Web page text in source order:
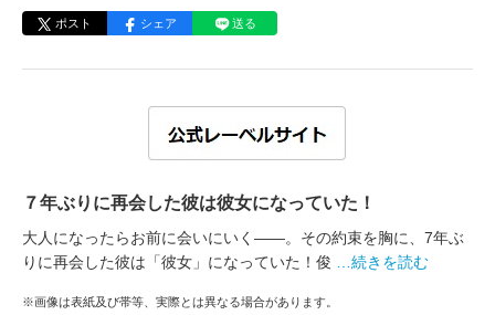
ポスト シェア 送る
７年ぶりに再会した彼は彼女になっていた！
大人になったらお前に会いにいく――。その約束を胸に、7年ぶ
りに再会した彼は「彼女」になっていた！俊
…続きを読む
※画像は表紙及び帯等、実際とは異なる場合があります。